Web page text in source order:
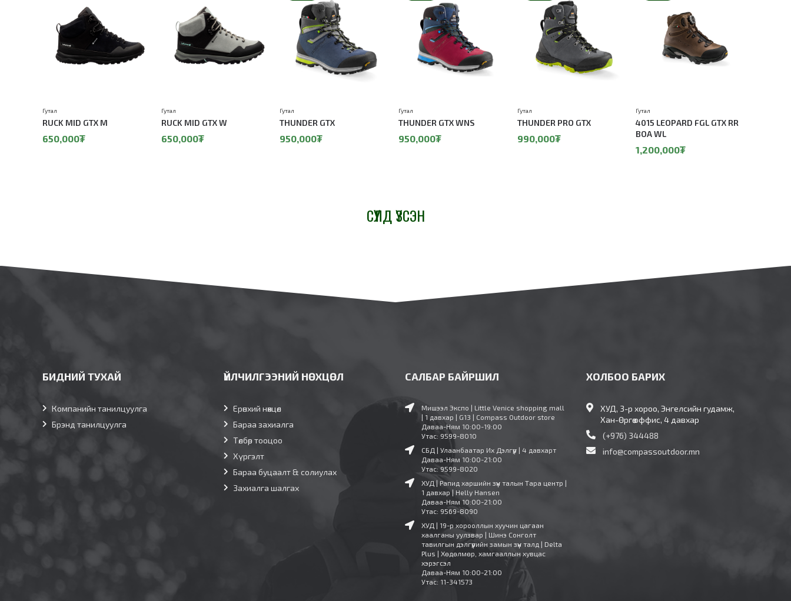
RUCK MID GTX M
Гутал
650,000₮
RUCK MID GTX W
Гутал
650,000₮
THUNDER GTX
Гутал
950,000₮
THUNDER GTX WNS
Гутал
950,000₮
THUNDER PRO GTX
Гутал
990,000₮
4015 LEOPARD FGL GTX RR
BOA WL
Гутал
1,200,000₮
СҮҮЛД ҮЗСЭН
БИДНИЙ ТУХАЙ
Компанийн танилцуулга
Брэнд танилцуулга
ҮЙЛЧИЛГЭЭНИЙ НӨХЦӨЛ
Ерөнхий нөхцөл
Бараа захиалга
Төлбөр тооцоо
Хүргэлт
Бараа буцаалт & солиулах
Захиалга шалгах
САЛБАР БАЙРШИЛ
Мишээл Экспо | Little Venice shopping mall
| 1 давхар | G13 | Compass Outdoor store
Даваа-Ням 10:00-19:00
Утас: 9599-8010
СБД | Улаанбаатар Их Дэлгүүр | 4 давхарт
Даваа-Ням 10:00-21:00
Утас: 9599-8020
ХУД | Рапид харшийн зүүн талын Тара центр |
1 давхар | Helly Hansen
Даваа-Ням 10:00-21:00
Утас: 9569-8090
ХУД | 19-р хорооллын хуучин цагаан
хаалганы уулзвар | Шинэ Сонголт
тавилгын дэлгүүрийн замын зүүн талд | Delta
Plus | Хөдөлмөр, хамгааллын хувцас
хэрэгсэл
Даваа-Ням 10:00-21:00
Утас: 11-341573
ХОЛБОО БАРИХ
ХУД, 3-р хороо, Энгелсийн гудамж,
Хан-Өргөө оффис, 4 давхар
(+976) 344488
info@compassoutdoor.mn